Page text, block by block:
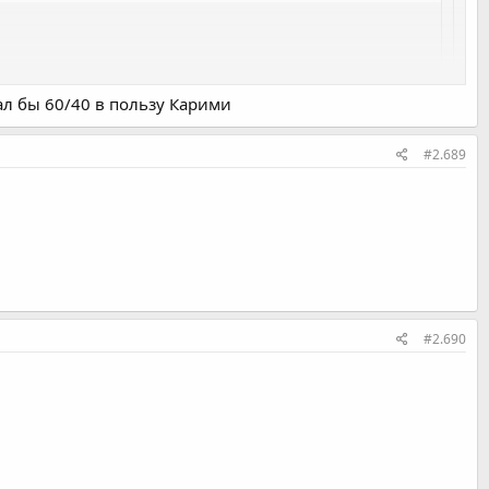
бы 60/40 в пользу Карими
#2.689
#2.690